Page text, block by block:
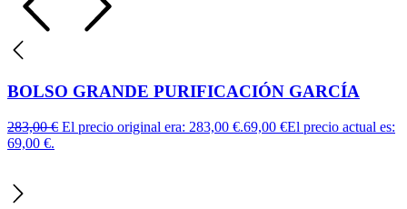
BOLSO GRANDE PURIFICACIÓN GARCÍA
283,00€ El precio original era: 283,00 €.69,00 €El precio actual es:
69,00 €.